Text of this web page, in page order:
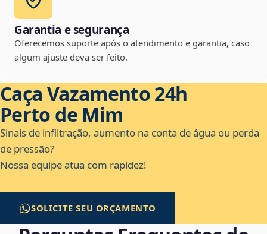
Garantia e segurança
Oferecemos suporte após o atendimento e garantia, caso
algum ajuste deva ser feito.
Caça Vazamento 24h
Perto de Mim
Sinais de infiltração, aumento na conta de água ou perda
de pressão?
Nossa equipe atua com rapidez!
SOLICITE SEU ORÇAMENTO